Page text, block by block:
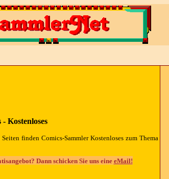
Kostenloses
finden Comics-Sammler Kostenloses zum Thema
Dann schicken Sie uns eine eMail!